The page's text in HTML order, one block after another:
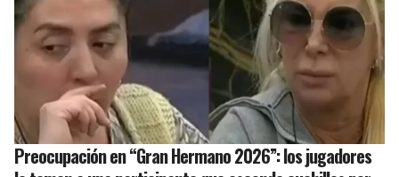
Preocupación en “Gran Hermano 2026”: los jugadores